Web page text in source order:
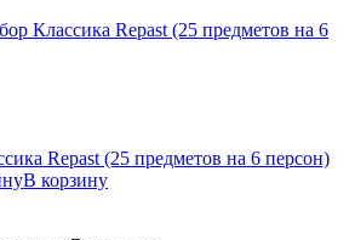
Repast (25 предметов на 6 персон)
В корзину